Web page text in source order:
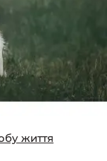
життя